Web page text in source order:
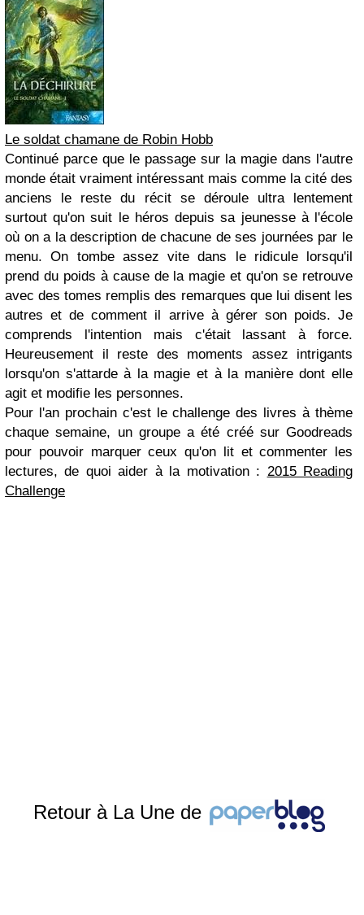
Le soldat chamane de Robin Hobb
Continué parce que le passage sur la magie dans l'autre
monde était vraiment intéressant mais comme la cité des
anciens le reste du récit se déroule ultra lentement
surtout qu'on suit le héros depuis sa jeunesse à l'école
où on a la description de chacune de ses journées par le
menu. On tombe assez vite dans le ridicule lorsqu'il
prend du poids à cause de la magie et qu'on se retrouve
avec des tomes remplis des remarques que lui disent les
autres et de comment il arrive à gérer son poids. Je
comprends l'intention mais c'était lassant à force.
Heureusement il reste des moments assez intrigants
lorsqu'on s'attarde à la magie et à la manière dont elle
agit et modifie les personnes.
Pour l'an prochain c'est le challenge des livres à thème
chaque semaine, un groupe a été créé sur Goodreads
pour pouvoir marquer ceux qu'on lit et commenter les
lectures, de quoi aider à la motivation : 2015 Reading
Challenge
Retour à La Une de